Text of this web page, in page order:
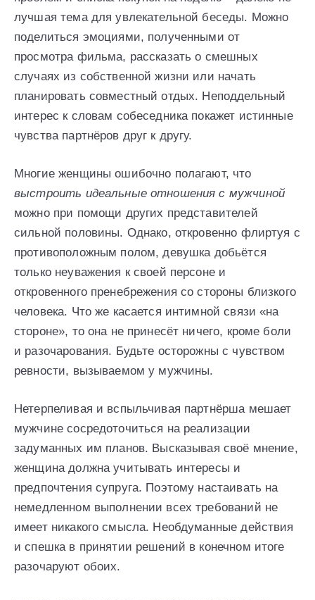
лучшая тема для увлекательной беседы. Можно
поделиться эмоциями, полученными от
просмотра фильма, рассказать о смешных
случаях из собственной жизни или начать
планировать совместный отдых. Неподдельный
интерес к словам собеседника покажет истинные
чувства партнёров друг к другу.
Многие женщины ошибочно полагают, что
выстроить идеальные отношения с мужчиной
можно при помощи других представителей
сильной половины. Однако, откровенно флиртуя с
противоположным полом, девушка добьётся
только неуважения к своей персоне и
откровенного пренебрежения со стороны близкого
человека. Что же касается интимной связи «на
стороне», то она не принесёт ничего, кроме боли
и разочарования. Будьте осторожны с чувством
ревности, вызываемом у мужчины.
Нетерпеливая и вспыльчивая партнёрша мешает
мужчине сосредоточиться на реализации
задуманных им планов. Высказывая своё мнение,
женщина должна учитывать интересы и
предпочтения супруга. Поэтому настаивать на
немедленном выполнении всех требований не
имеет никакого смысла. Необдуманные действия
и спешка в принятии решений в конечном итоге
разочаруют обоих.